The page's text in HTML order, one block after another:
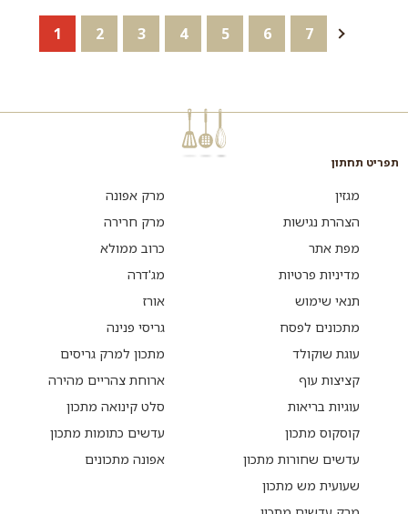
1 2 3 4 5 6 7
תפריט תחתון
מגזין
הצהרת נגישות
מפת אתר
מדיניות פרטיות
תנאי שימוש
מתכונים לפסח
עוגת שוקולד
קציצות עוף
עוגיות בריאות
קוסקוס מתכון
עדשים שחורות מתכון
שעועית מש מתכון
מרק אפונה
מרק חרירה
כרוב ממולא
מג'דרה
אורז
גריסי פנינה
מתכון למרק גריסים
ארוחת צהריים מהירה
סלט קינואה מתכון
עדשים כתומות מתכון
אפונה מתכונים